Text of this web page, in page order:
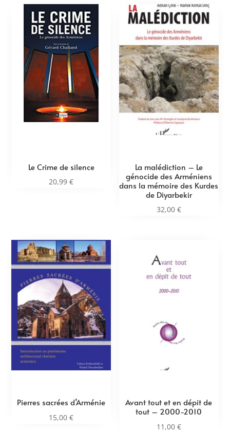
Le Crime de silence
20,99€
La malédiction – Le
génocide des Arméniens
dans la mémoire des Kurdes
de Diyarbekir
32,00 €
Pierres sacrées d’Arménie
15,00€
Avant tout et en dépit de
tout – 2000-2010
11,00 €